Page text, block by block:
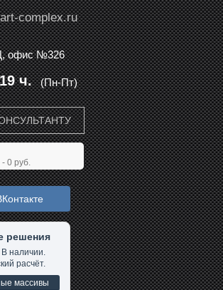
complex.ru
офис №326
(Пн-Пт)
ч.
- 0 руб.
решения
наличии.
расчёт.
массивы